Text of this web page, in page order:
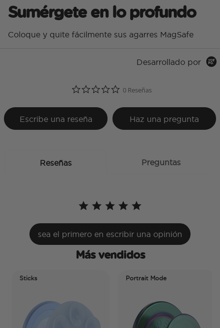
Sumérgete en lo profundo
Coloque y quite fácilmente sus agarres MagSafe
Desarrollado por
0.0 star rating
0 Reseñas
Escribe una reseña Haz una pregunta
Reseñas Preguntas
sea el primero en escribir una opinión
Más vendidos
Sticks Portrait Mode